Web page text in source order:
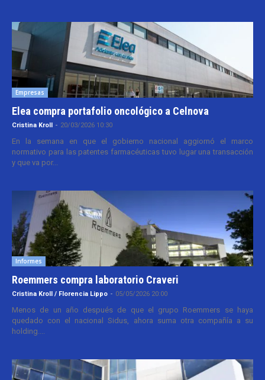
Empresas
Elea compra portafolio oncológico a Celnova
Cristina Kroll - 20/03/2026 10:30
En la semana en que el gobierno nacional aggiornó el marco
normativo para las patentes farmacéuticas tuvo lugar una transacción
y que va por...
Informes
Roemmers compra laboratorio Craveri
Cristina Kroll / Florencia Lippo - 05/05/2026 20:00
Menos de un año después de que el grupo Roemmers se haya
quedado con el nacional Sidus, ahora suma otra compañía a su
holding....